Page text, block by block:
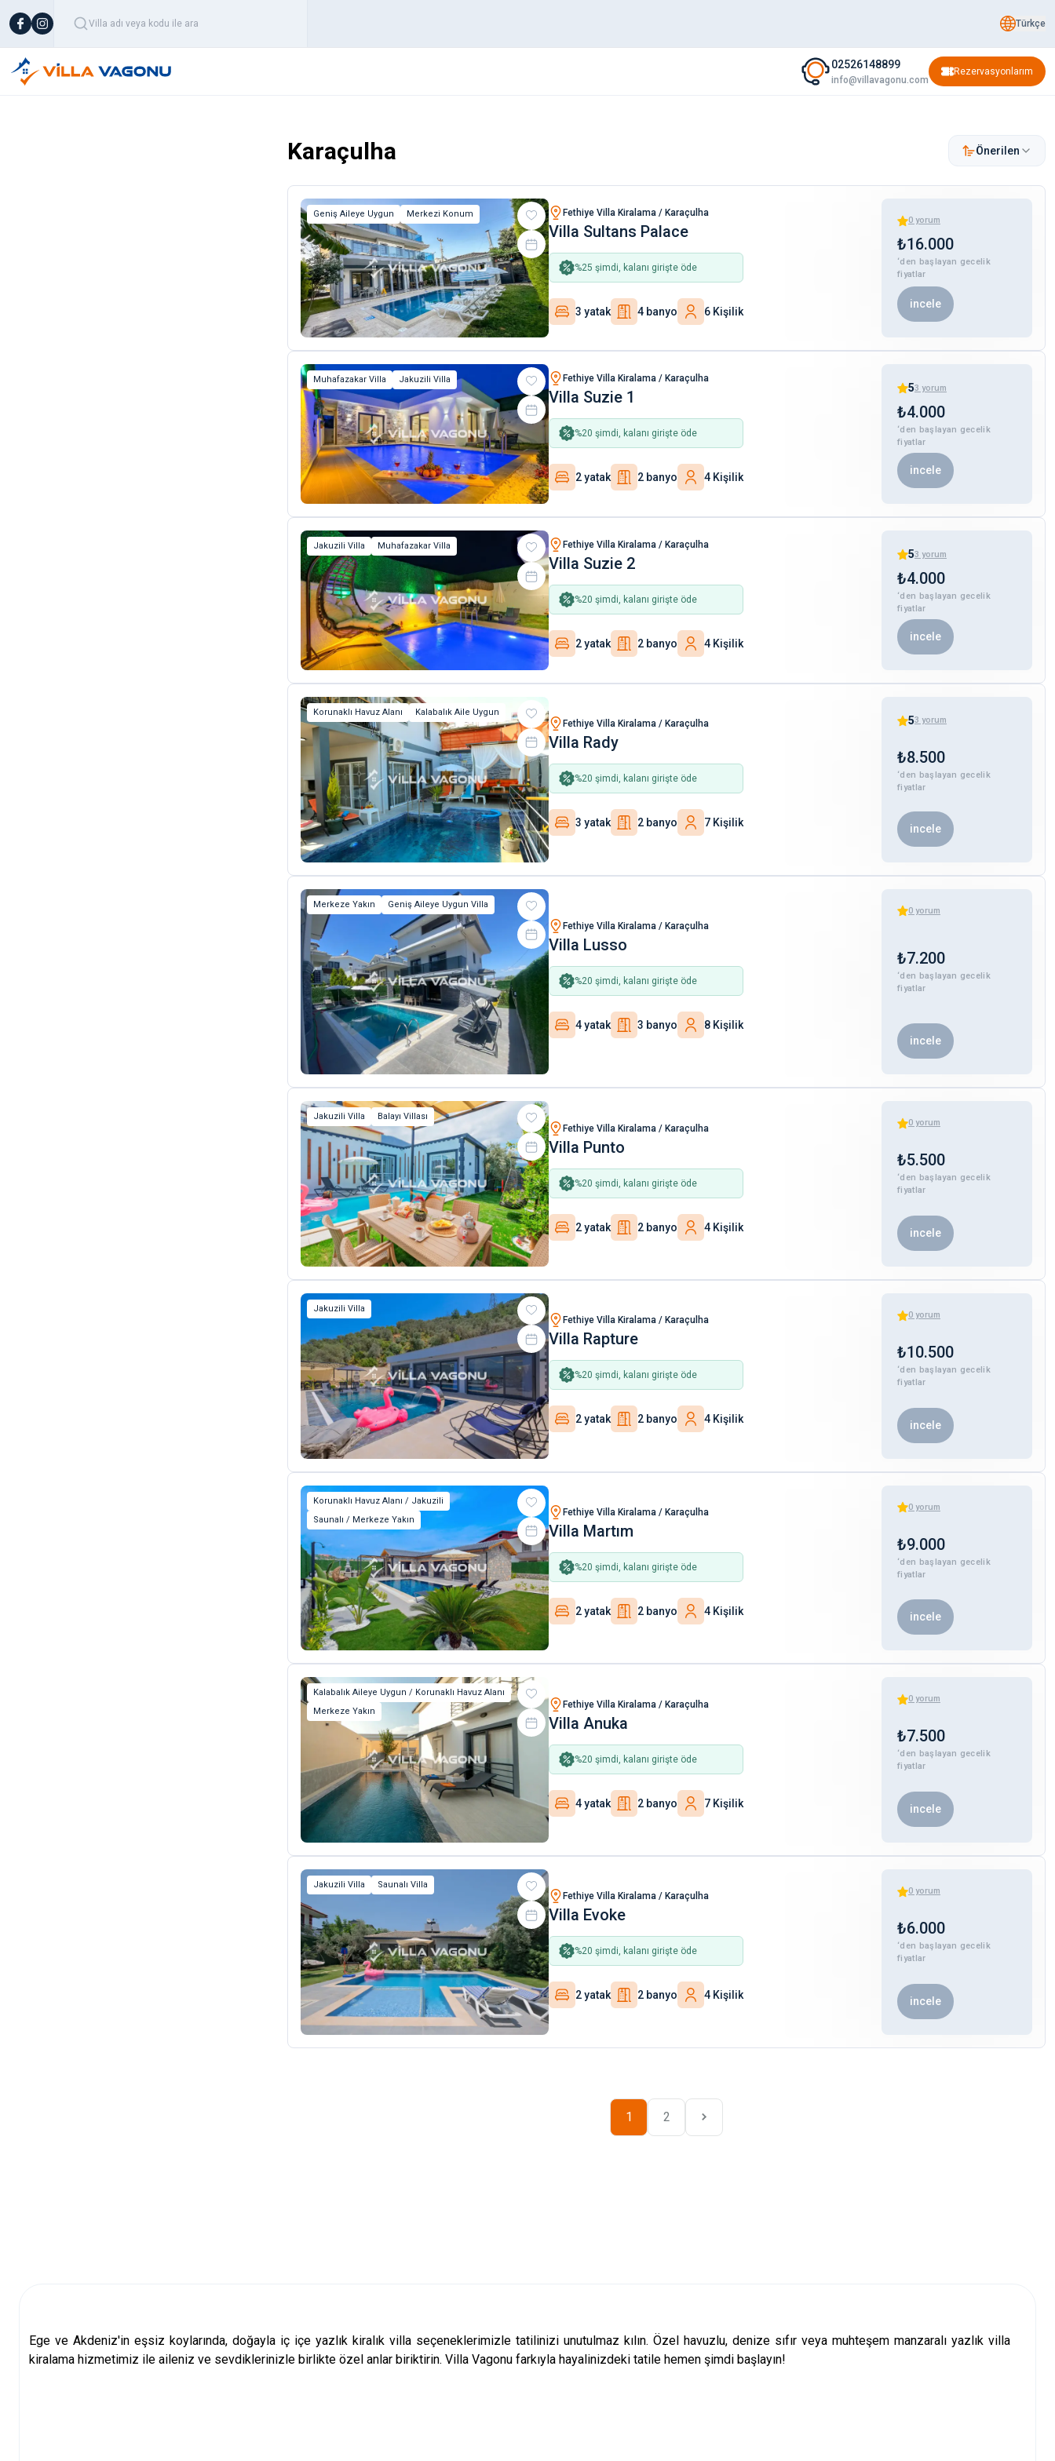
Türkçe
02526148899
info@villavagonu.com
Rezervasyonlarım
Karaçulha Önerilen
Geniş Aileye Uygun Merkezi Konum Fethiye Villa Kiralama / Karaçulha
Villa Sultans Palace
%25 şimdi, kalanı girişte öde
3 yatak 4 banyo 6 Kişilik
0 yorum
₺16.000
‘den başlayan gecelik
fiyatlar
incele
Muhafazakar Villa Jakuzili Villa Fethiye Villa Kiralama / Karaçulha
Villa Suzie 1
%20 şimdi, kalanı girişte öde
2 yatak 2 banyo 4 Kişilik
53 yorum
₺4.000
‘den başlayan gecelik
fiyatlar
incele
Jakuzili Villa Muhafazakar Villa Fethiye Villa Kiralama / Karaçulha
Villa Suzie 2
%20 şimdi, kalanı girişte öde
2 yatak 2 banyo 4 Kişilik
53 yorum
₺4.000
‘den başlayan gecelik
fiyatlar
incele
Korunaklı Havuz Alanı Kalabalık Aile Uygun
Fethiye Villa Kiralama / Karaçulha
Villa Rady
%20 şimdi, kalanı girişte öde
3 yatak 2 banyo 7 Kişilik
53 yorum
₺8.500
‘den başlayan gecelik
fiyatlar
incele
Merkeze Yakın Geniş Aileye Uygun Villa
Fethiye Villa Kiralama / Karaçulha
Villa Lusso
%20 şimdi, kalanı girişte öde
4 yatak 3 banyo 8 Kişilik
0 yorum
₺7.200
‘den başlayan gecelik
fiyatlar
incele
Jakuzili Villa Balayı Villası
Fethiye Villa Kiralama / Karaçulha
Villa Punto
%20 şimdi, kalanı girişte öde
2 yatak 2 banyo 4 Kişilik
0 yorum
₺5.500
‘den başlayan gecelik
fiyatlar
incele
Jakuzili Villa
Fethiye Villa Kiralama / Karaçulha
Villa Rapture
%20 şimdi, kalanı girişte öde
2 yatak 2 banyo 4 Kişilik
0 yorum
₺10.500
‘den başlayan gecelik
fiyatlar
incele
Korunaklı Havuz Alanı / Jakuzili
Saunalı / Merkeze Yakın
Fethiye Villa Kiralama / Karaçulha
Villa Martım
%20 şimdi, kalanı girişte öde
2 yatak 2 banyo 4 Kişilik
0 yorum
₺9.000
‘den başlayan gecelik
fiyatlar
incele
Kalabalık Aileye Uygun / Korunaklı Havuz Alanı
Merkeze Yakın
Fethiye Villa Kiralama / Karaçulha
Villa Anuka
%20 şimdi, kalanı girişte öde
4 yatak 2 banyo 7 Kişilik
0 yorum
₺7.500
‘den başlayan gecelik
fiyatlar
incele
Jakuzili Villa Saunalı Villa
Fethiye Villa Kiralama / Karaçulha
Villa Evoke
%20 şimdi, kalanı girişte öde
2 yatak 2 banyo 4 Kişilik
0 yorum
₺6.000
‘den başlayan gecelik
fiyatlar
incele
1 2
Ege ve Akdeniz'in eşsiz koylarında, doğayla iç içe yazlık kiralık villa seçeneklerimizle tatilinizi unutulmaz kılın. Özel havuzlu, denize sıfır veya muhteşem manzaralı yazlık villa
kiralama hizmetimiz ile aileniz ve sevdiklerinizle birlikte özel anlar biriktirin. Villa Vagonu farkıyla hayalinizdeki tatile hemen şimdi başlayın!